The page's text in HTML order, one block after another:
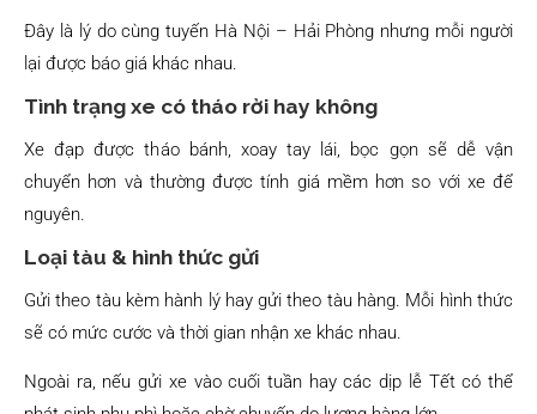
Đây là lý do cùng tuyến Hà Nội – Hải Phòng nhưng mỗi người
lại được báo giá khác nhau.
Tình trạng xe có tháo rời hay không
Xe đạp được tháo bánh, xoay tay lái, bọc gọn sẽ dễ vận
chuyển hơn và thường được tính giá mềm hơn so với xe để
nguyên.
Loại tàu & hình thức gửi
Gửi theo tàu kèm hành lý hay gửi theo tàu hàng. Mỗi hình thức
sẽ có mức cước và thời gian nhận xe khác nhau.
Ngoài ra, nếu gửi xe vào cuối tuần hay các dịp lễ Tết có thể